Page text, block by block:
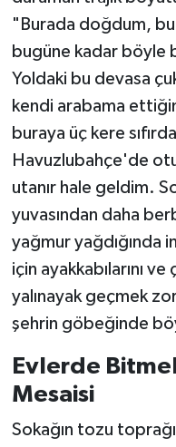
"Burada doğdum,
bugüne kadar böyle
Yoldaki bu devasa
kendi arabama
buraya üç kere
Havuzlubahçe'de
utanır hale geldim.
yuvasından daha
yağmur yağdığında
için ayakkabılarını ve
yalınayak geçmek
şehrin göbeğinde
Evlerde
Mesaisi
Sokağın tozu